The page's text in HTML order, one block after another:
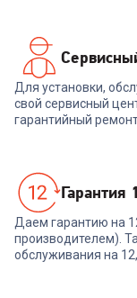
Для установки,
свой сервисный
гарантийный
Гарантия
Даем гарантию на
производителем).
обслуживания на